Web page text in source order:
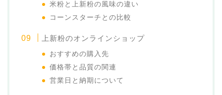
米粉と上新粉の風味の違い
コーンスターチとの比較
上新粉のオンラインショップ
おすすめの購入先
価格帯と品質の関連
営業日と納期について